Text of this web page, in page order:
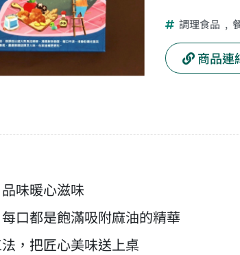
調理食品 ,
商品連
味暖心滋味
口都是飽滿吸附麻油的精華
，把匠心美味送上桌